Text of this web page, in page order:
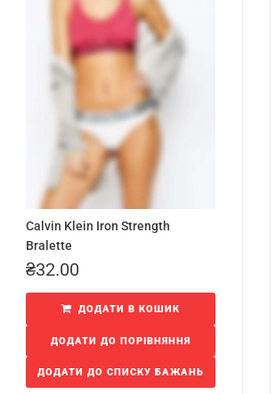
Calvin Klein Iron Strength
Bralette
₴32.00
ДОДАТИ В КОШИК
ДОДАТИ ДО ПОРІВНЯННЯ
ДОДАТИ ДО СПИСКУ БАЖАНЬ